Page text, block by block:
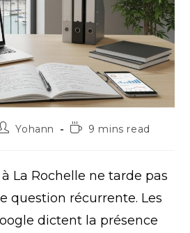
autrice
Yohann
Temps9 mins read
La Rochelle ne tarde pas
question récurrente. Les
dictent la présence